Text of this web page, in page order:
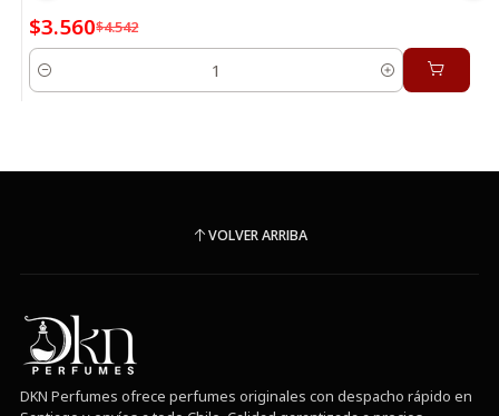
$3.560$4.542
Cantidad
VOLVER ARRIBA
DKN Perfumes ofrece perfumes originales con despacho rápido en